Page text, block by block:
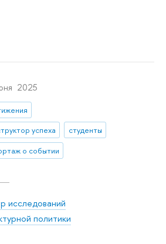
2025
успеха
студенты
о событии
исследований
политики